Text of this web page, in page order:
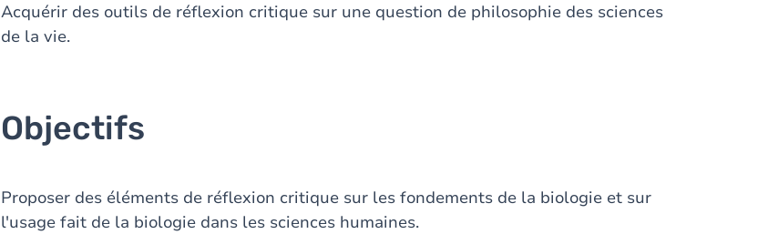
Acquérir des outils de réflexion critique sur une question de philosophie des sciences
de la vie.
Objectifs
Proposer des éléments de réflexion critique sur les fondements de la biologie et sur
l'usage fait de la biologie dans les sciences humaines.